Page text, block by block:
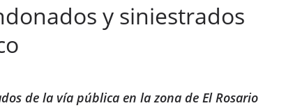
y siniestrados
de la vía pública en la zona de El Rosario